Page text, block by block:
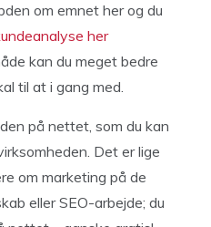
om emnet her og du
her
kan du meget bedre
til at i gang med.
på nettet, som du kan
Det er lige
om marketing på de
eller SEO-arbejde; du